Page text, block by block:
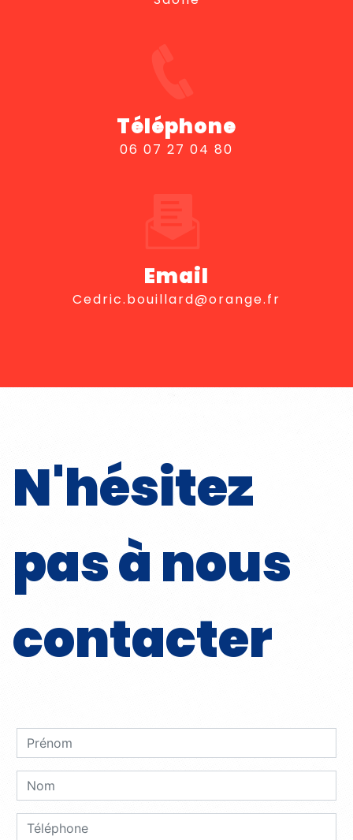
Téléphone
06 07 27 04 80
Email
cedric.bouillard@orange.fr
N'hésitez
pas à nous
contacter